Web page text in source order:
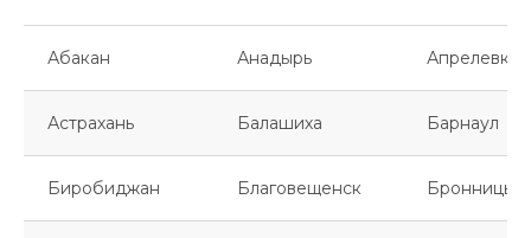
Абакан Анадырь Апрелевка
Астрахань Балашиха Барнаул
Биробиджан Благовещенск Бронницы